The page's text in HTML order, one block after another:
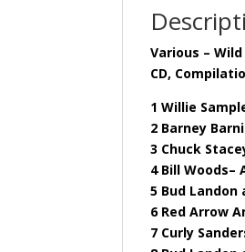
Various –
CD,
1 Willie
2 Barney
3 Chuck
4 Bill Woods–
5 Bud Landon
6 Red Arrow
7 Curly